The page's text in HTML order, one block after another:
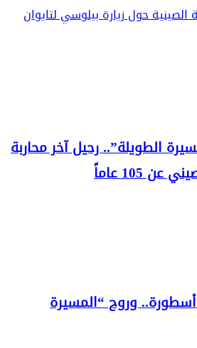
الصينية حول زيارة بيلوسي لتايوان
الطويلة”.. رحيل آخر محاربة
105 عاماً
أسطورة.. وروح “المسيرة